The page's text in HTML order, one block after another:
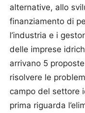
alternative, allo
finanziamento di
l’industria e i
delle imprese
arrivano 5
risolvere le
campo del settore
prima riguarda